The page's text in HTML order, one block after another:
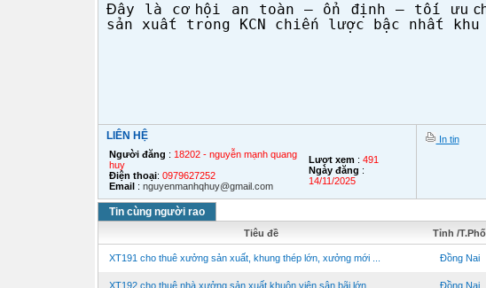
Đây là cơ hội an toàn – ổn định – tối ưu
sản xuất trong KCN chiến lược bậc nhất khu
LIÊN HỆ
Người đăng : 18202 - nguyễn mạnh quang
huy
Điện thoại: 0979627252
Email: nguyenmanhqhuy@gmail.com
Lượt xem: 491
Ngày đăng :
14/11/2025
In tin
Tin cùng người rao
Tiêu đề Tỉnh /T.Phố
XT191 cho thuê xưởng sản xuất, khung thép lớn, xưởng mới ... Đồng Nai
XT192 cho thuê nhà xưởng sản xuất khuôn viên sân bãi lớn ... Đồng Nai